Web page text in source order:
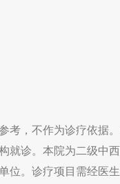
考，不作为诊疗依据
就诊。本院为二级中
位。诊疗项目需经医